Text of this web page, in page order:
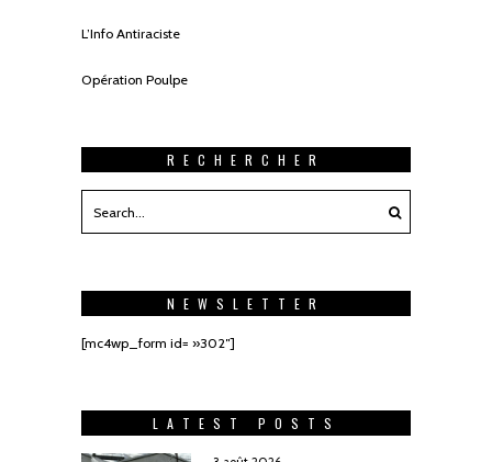
L’Info Antiraciste
Opération Poulpe
RECHERCHER
NEWSLETTER
[mc4wp_form id= »302″]
LATEST POSTS